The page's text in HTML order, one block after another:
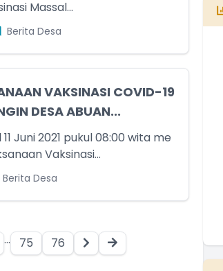
Massal...
Berita Desa
VAKSINASI COVID-19
DESA ABUAN...
Juni 2021 pukul 08:00 wita me
Vaksinasi...
Berita Desa
... 75 76